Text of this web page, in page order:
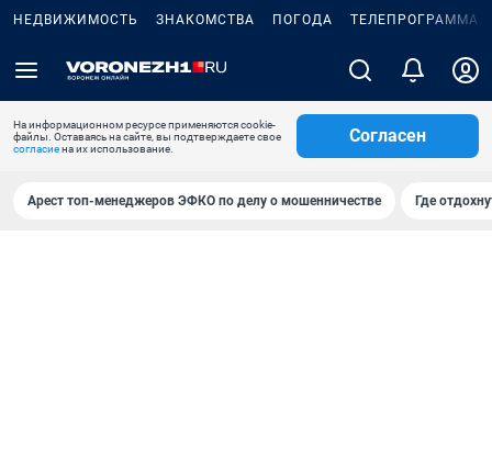
НЕДВИЖИМОСТЬ ЗНАКОМСТВА ПОГОДА ТЕЛЕПРОГРАММА
На информационном ресурсе применяются cookie-
файлы. Оставаясь на сайте, вы подтверждаете свое
согласиена их использование.
Согласен
Арест топ-менеджеров ЭФКО по делу о мошенничестве Где